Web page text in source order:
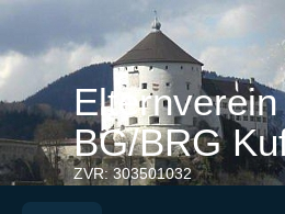
Skip
content
Elternverein
BG/BRG
ZVR: 303501032